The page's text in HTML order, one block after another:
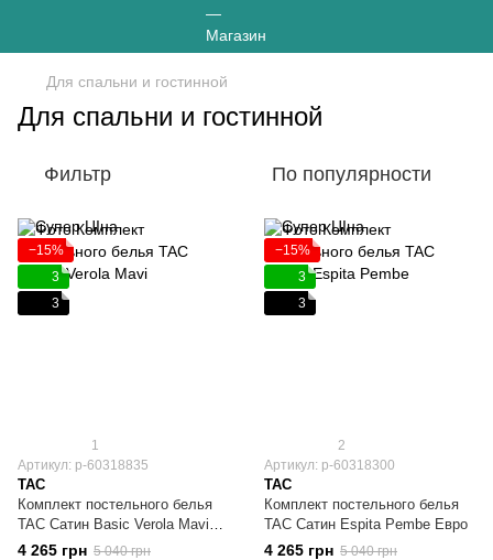
Для спальни и гостинной
Для спальни и гостинной
Фильтр По популярности
−15%
3
3
1
Артикул: р-60318835
TAC
Комплект постельного белья
TAC Сатин Basic Verola Mavi
Евро
4 265 грн 5 040 грн
−15%
3
3
2
Артикул: р-60318300
TAC
Комплект постельного белья
TAC Сатин Espita Pembe Евро
4 265 грн 5 040 грн